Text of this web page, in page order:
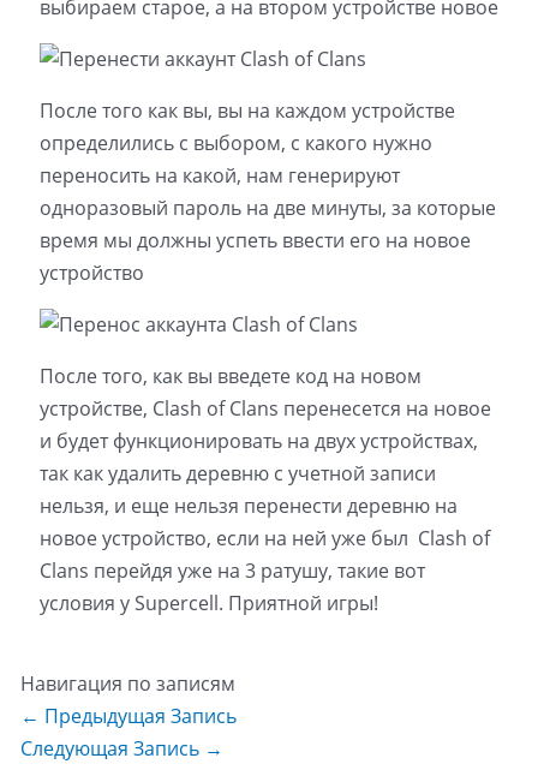
выбираем старое, а на втором устройстве новое
После того как вы, вы на каждом устройстве
определились с выбором, с какого нужно
переносить на какой, нам генерируют
одноразовый пароль на две минуты, за которые
время мы должны успеть ввести его на новое
устройство
После того, как вы введете код на новом
устройстве, Clash of Clans перенесется на новое
и будет функционировать на двух устройствах,
так как удалить деревню с учетной записи
нельзя, и еще нельзя перенести деревню на
новое устройство, если на ней уже был Clash of
Clans перейдя уже на 3 ратушу, такие вот
условия у Supercell. Приятной игры!
Навигация по записям
← Предыдущая Запись
Следующая Запись →